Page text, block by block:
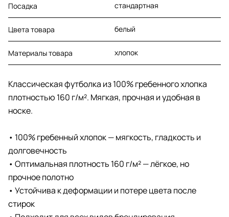
Посадка стандартная
Цвета товара белый
Материалы товара хлопок
Классическая футболка из 100% гребенного хлопка
плотностью 160 г/м². Мягкая, прочная и удобная в
носке.
• 100% гребенный хлопок — мягкость, гладкость и
долговечность
• Оптимальная плотность 160 г/м² — лёгкое, но
прочное полотно
• Устойчива к деформации и потере цвета после
стирок